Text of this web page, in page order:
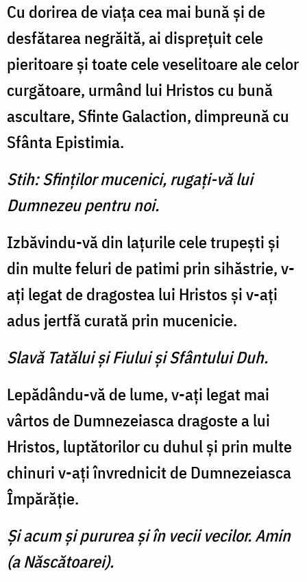
Cu dorirea de viaţa cea mai bună şi de
desfătarea negrăită, ai dispreţuit cele
pieritoare şi toate cele veselitoare ale celor
curgătoare, urmând lui Hristos cu bună
ascultare, Sfinte Galaction, dimpreună cu
Sfânta Epistimia.
Stih: Sfinţilor mucenici, rugaţi-vă lui
Dumnezeu pentru noi.
Izbăvindu-vă din laţurile cele trupeşti şi
din multe feluri de patimi prin sihăstrie, v-
aţi legat de dragostea lui Hristos şi v-aţi
adus jertfă curată prin mucenicie.
Slavă Tatălui şi Fiului şi Sfântului Duh.
Lepădându-vă de lume, v-aţi legat mai
vârtos de Dumnezeiasca dragoste a lui
Hristos, luptătorilor cu duhul şi prin multe
chinuri v-aţi învrednicit de Dumnezeiasca
Împărăţie.
Şi acum şi pururea şi în vecii vecilor. Amin
(a Născătoarei).